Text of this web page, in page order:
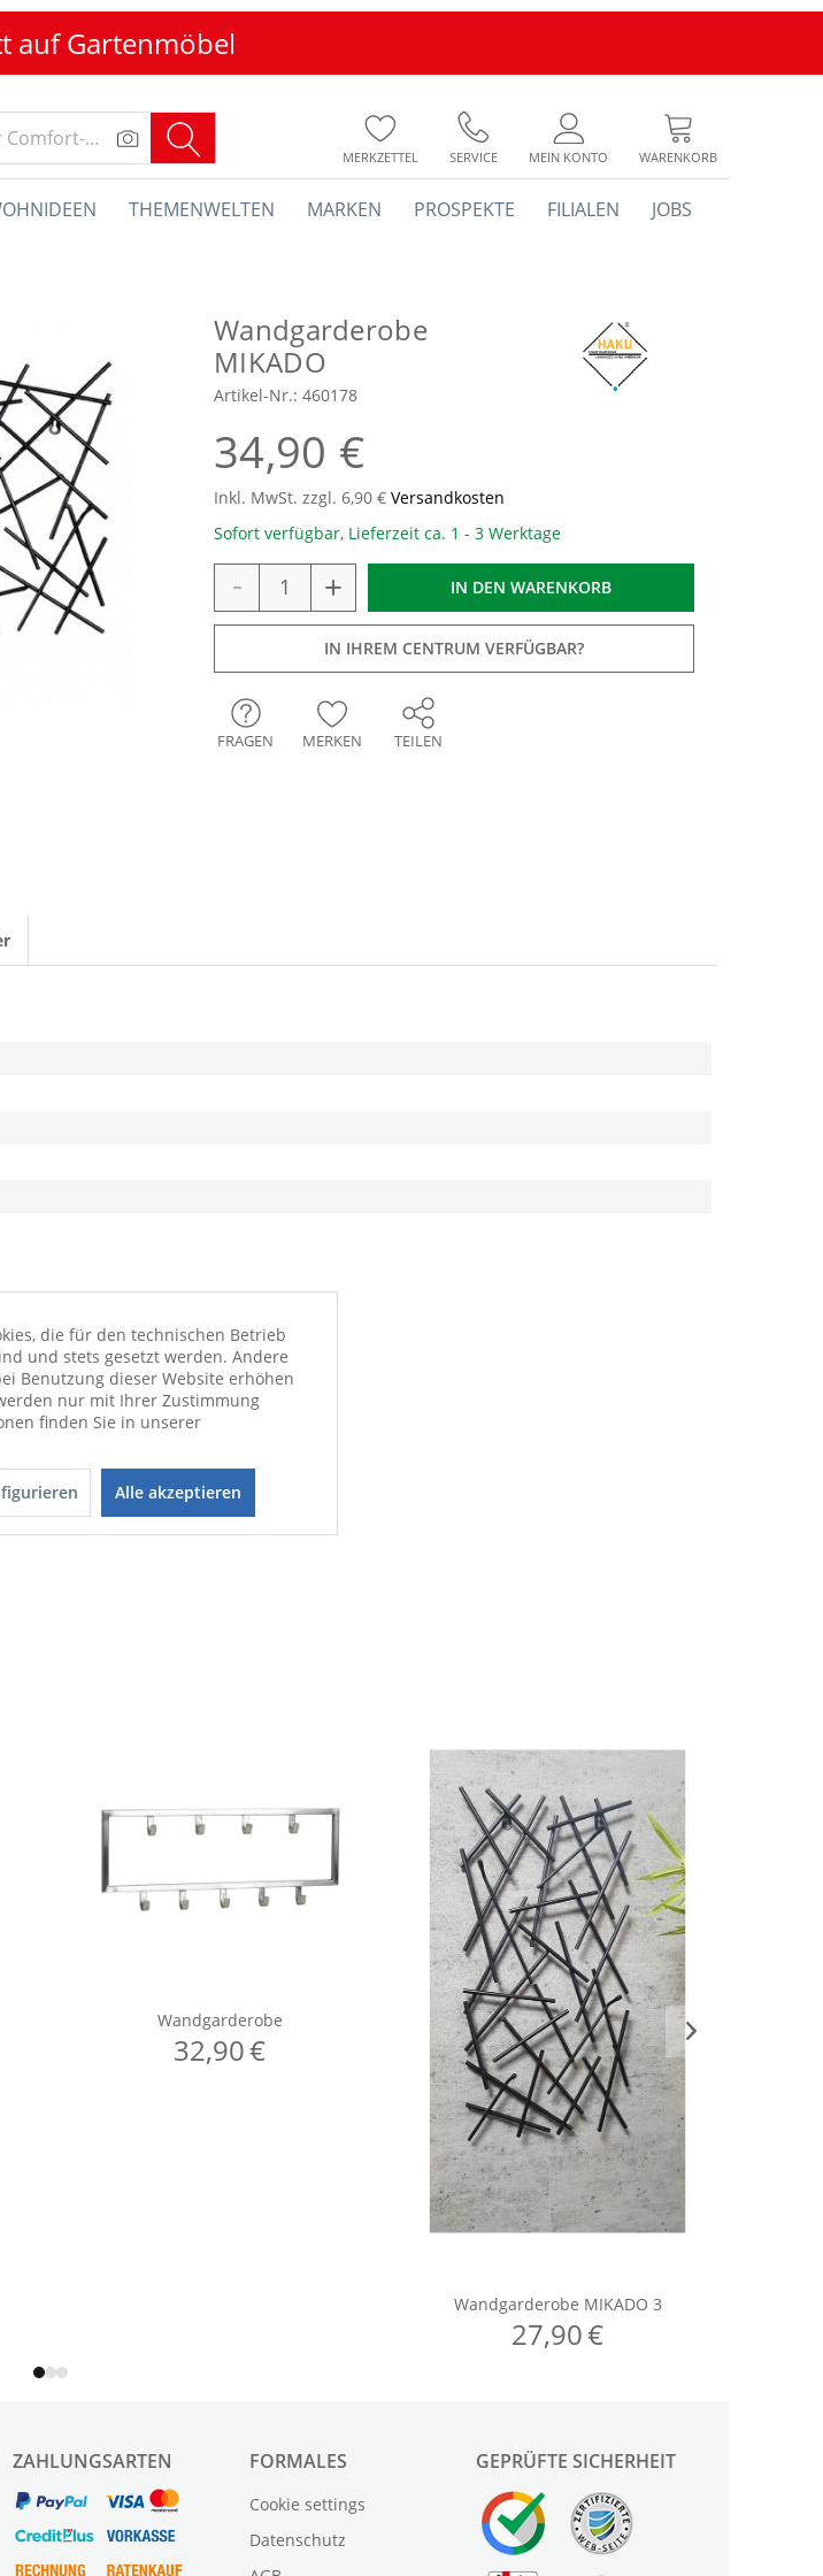
auf Gartenmöbel
MERKZETTEL SERVICE MEIN KONTO WARENKORB
THEMENWELTEN MARKEN PROSPEKTE FILIALEN JOBS
Wandgarderobe
MIKADO
Artikel-Nr.: 460178
34,90 €
Inkl. MwSt. zzgl. 6,90 € Versandkosten
Sofort verfügbar, Lieferzeit ca. 1 - 3 Werktage
- + IN DEN WARENKORB
IN IHREM CENTRUM VERFÜGBAR?
FRAGEN MERKEN TEILEN
gerne
ZAHLUNGSARTEN FORMALES
Cookie settings
Datenschutz
GEPRÜFTE SICHERHEIT
die für den technischen Betrieb
und stets gesetzt werden. Andere
Benutzung dieser Website erhöhen
nur mit Ihrer Zustimmung
finden Sie in unserer
Alle akzeptieren